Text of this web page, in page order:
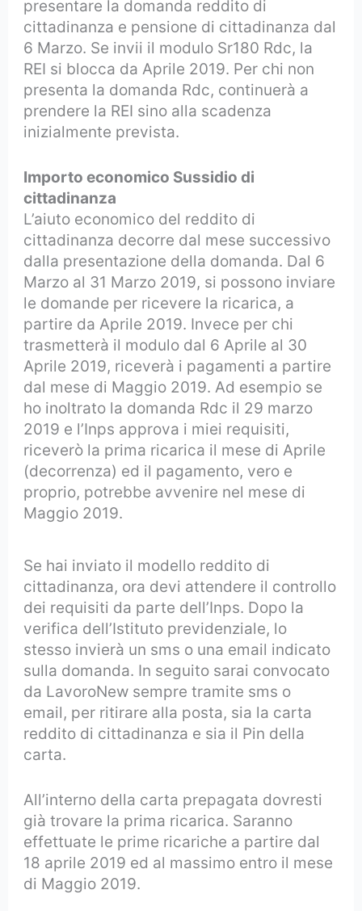
presentare la domanda reddito di
cittadinanza e pensione di cittadinanza dal
6 Marzo. Se invii il modulo Sr180 Rdc, la
REI si blocca da Aprile 2019. Per chi non
presenta la domanda Rdc, continuerà a
prendere la REI sino alla scadenza
inizialmente prevista.
Importo economico Sussidio di
cittadinanza
L’aiuto economico del reddito di
cittadinanza decorre dal mese successivo
dalla presentazione della domanda. Dal 6
Marzo al 31 Marzo 2019, si possono inviare
le domande per ricevere la ricarica, a
partire da Aprile 2019. Invece per chi
trasmetterà il modulo dal 6 Aprile al 30
Aprile 2019, riceverà i pagamenti a partire
dal mese di Maggio 2019. Ad esempio se
ho inoltrato la domanda Rdc il 29 marzo
2019 e l’Inps approva i miei requisiti,
riceverò la prima ricarica il mese di Aprile
(decorrenza) ed il pagamento, vero e
proprio, potrebbe avvenire nel mese di
Maggio 2019.
Se hai inviato il modello reddito di
cittadinanza, ora devi attendere il controllo
dei requisiti da parte dell’Inps. Dopo la
verifica dell’Istituto previdenziale, lo
stesso invierà un sms o una email indicato
sulla domanda. In seguito sarai convocato
da LavoroNew sempre tramite sms o
email, per ritirare alla posta, sia la carta
reddito di cittadinanza e sia il Pin della
carta.
All’interno della carta prepagata dovresti
già trovare la prima ricarica. Saranno
effettuate le prime ricariche a partire dal
18 aprile 2019 ed al massimo entro il mese
di Maggio 2019.